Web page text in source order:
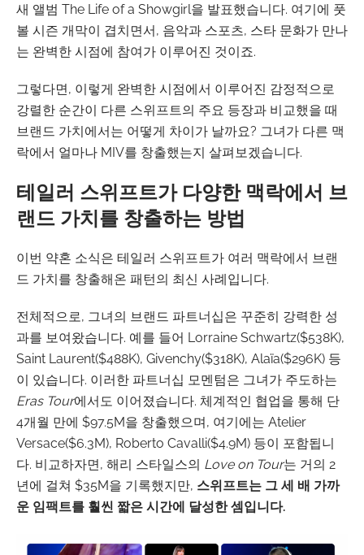
새 앨범 The Life of a Showgirl을 발표했습니다. 여기에 풋
볼 시즌 개막이 겹치면서, 음악과 스포츠, 스타 문화가 만나
는 완벽한 시점에 참여가 이루어진 것이죠.
그렇다면, 이렇게 완벽한 시점에서 이루어진 감정적으로
강렬한 순간이 다른 스위프트의 주요 등장과 비교했을 때
브랜드 가치에서는 어떻게 차이가 날까요? 그녀가 다른 맥
락에서 얼마나 MIV를 창출했는지 살펴보겠습니다.
테일러 스위프트가 다양한 맥락에서 브
랜드 가치를 창출하는 방법
이번 약혼 소식은 테일러 스위프트가 여러 맥락에서 브랜
드 가치를 창출해온 패턴의 최신 사례입니다.
전체적으로, 그녀의 브랜드 파트너십은 꾸준히 강력한 성
과를 보여왔습니다. 예를 들어 Lorraine Schwartz($538K),
Saint Laurent($488K), Givenchy($318K), Alaïa($296K) 등
이 있습니다. 이러한 파트너십 모멘텀은 그녀가 주도하는
Eras Tour에서도 이어졌습니다. 체계적인 협업을 통해 단
4개월 만에 $97.5M을 창출했으며, 여기에는 Atelier
Versace($6.3M), Roberto Cavalli($4.9M) 등이 포함됩니
다. 비교하자면, 해리 스타일스의 Love on Tour는 거의 2
년에 걸쳐 $35M을 기록했지만, 스위프트는 그 세 배 가까
운 임팩트를 훨씬 짧은 시간에 달성한 셈입니다.